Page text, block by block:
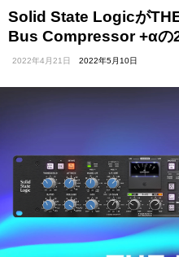
Solid State Logicが
Bus Compressor +αの
2022年4月21日 2022年5月10日